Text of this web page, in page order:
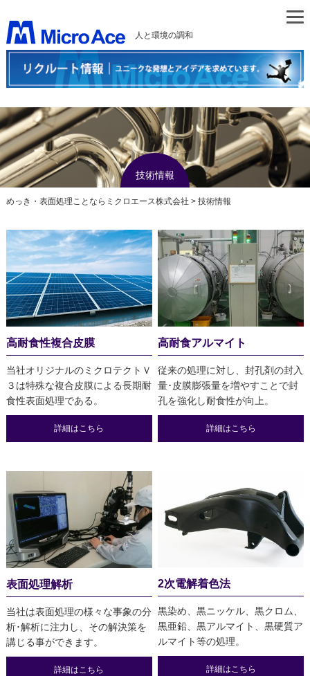
人と環境の調和
技術情報
めっき・表面処理ことならミクロエース株式会社 > 技術情報
高耐食性複合皮膜
当社オリジナルのミクロテクトＶ
３は特殊な複合皮膜による長期耐
食性表面処理である。
詳細はこちら
高耐食アルマイト
従来の処理に対し、封孔剤の封入
量･皮膜膨張量を増やすことで封
孔を強化し耐食性が向上。
詳細はこちら
表面処理解析
当社は表面処理の様々な事象の分
析･解析に注力し、その解決策を
講じる事ができます。
詳細はこちら
2次電解着色法
黒染め、黒ニッケル、黒クロム、
黒亜鉛、黒アルマイト、黒硬質ア
ルマイト等の処理。
詳細はこちら